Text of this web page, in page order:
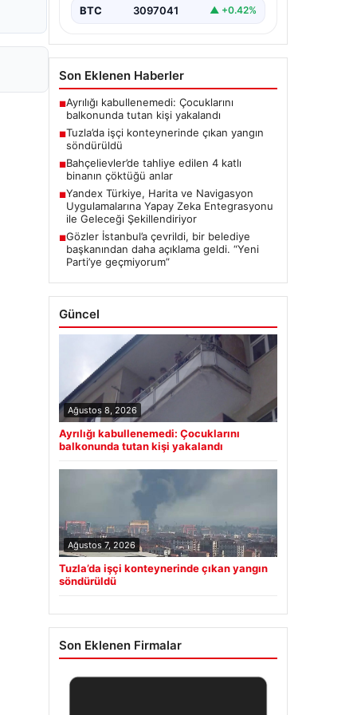
BTC 3097041 ▲ +0.42%
Son Eklenen Haberler
■Ayrılığı kabullenemedi: Çocuklarını
balkonunda tutan kişi yakalandı
■Tuzla’da işçi konteynerinde çıkan yangın
söndürüldü
■Bahçelievler’de tahliye edilen 4 katlı
binanın çöktüğü anlar
■Yandex Türkiye, Harita ve Navigasyon
Uygulamalarına Yapay Zeka Entegrasyonu
ile Geleceği Şekillendiriyor
■Gözler İstanbul’a çevrildi, bir belediye
başkanından daha açıklama geldi. “Yeni
Parti’ye geçmiyorum”
Güncel
Ağustos 8, 2026
Ayrılığı kabullenemedi: Çocuklarını
balkonunda tutan kişi yakalandı
Ağustos 7, 2026
Tuzla’da işçi konteynerinde çıkan yangın
söndürüldü
Son Eklenen Firmalar